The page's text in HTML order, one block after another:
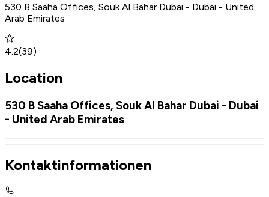
530 B Saaha Offices, Souk Al Bahar Dubai - Dubai - United
Arab Emirates
4.2(39)
Location
530 B Saaha Offices, Souk Al Bahar Dubai - Dubai
- United Arab Emirates
Kontaktinformationen